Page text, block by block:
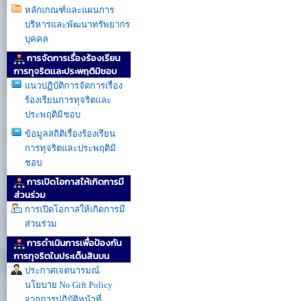
หลักเกณฑ์และแผนการ
บริหารและพัฒนาทรัพยากร
บุคคล
การจัดการเรื่องร้องเรียน
การทุจริตเเละประพฤติมิชอบ
แนวปฏิบัติการจัดการเรื่อง
ร้องเรียนการทุจริตและ
ประพฤติมิชอบ
ข้อมูลสถิติเรื่องร้องเรียน
การทุจริตและประพฤติมิ
ชอบ
การเปิดโอกาสให้เกิดการมี
ส่วนร่วม
การเปิดโอกาสให้เกิดการมี
ส่วนร่วม
การดำเนินการเพื่อป้องกัน
การทุจริตในประเด็นสินบน
ประกาศเจตนารมณ์
นโยบาย No Gift Policy